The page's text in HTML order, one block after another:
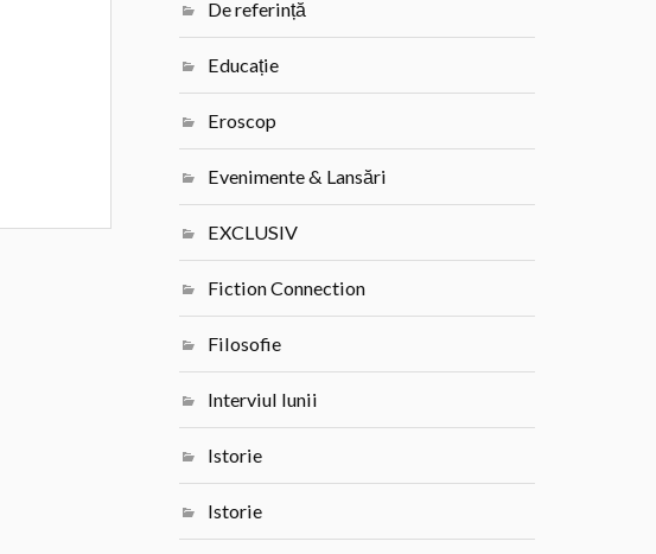
De referință
Educație
Eroscop
Evenimente & Lansări
EXCLUSIV
Fiction Connection
Filosofie
Interviul lunii
Istorie
Istorie